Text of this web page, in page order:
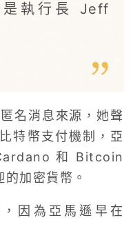
是執行長 Jeff
名消息來源，她聲
特幣支付機制，亞
和 Bitcoin
加密貨幣。
因為亞馬遜早在